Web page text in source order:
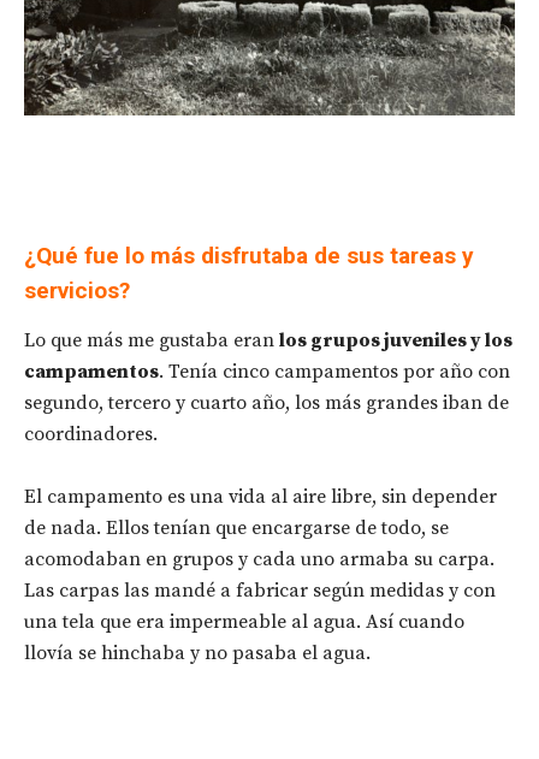
¿Qué fue lo más disfrutaba de sus tareas y
servicios?
Lo que más me gustaba eran los grupos juveniles y los
campamentos. Tenía cinco campamentos por año con
segundo, tercero y cuarto año, los más grandes iban de
coordinadores.
El campamento es una vida al aire libre, sin depender
de nada. Ellos tenían que encargarse de todo, se
acomodaban en grupos y cada uno armaba su carpa.
Las carpas las mandé a fabricar según medidas y con
una tela que era impermeable al agua. Así cuando
llovía se hinchaba y no pasaba el agua.